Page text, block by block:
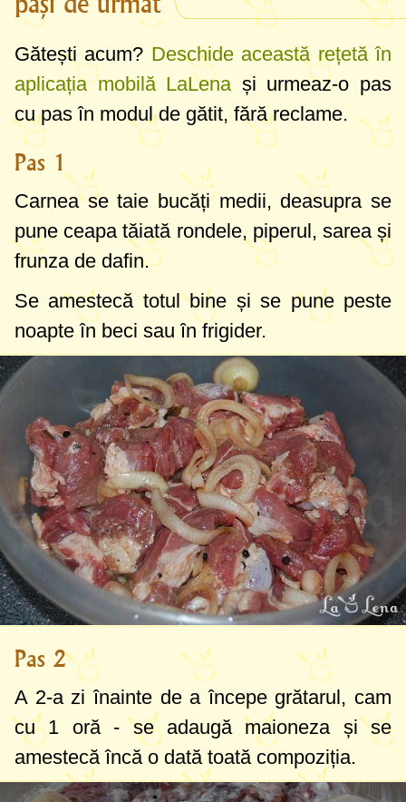
Gătești acum? Deschide această rețetă în
aplicația mobilă LaLenași urmeaz-o pas
cu pas în modul de gătit, fără reclame.
Pas 1
Carnea se taie bucăți medii, deasupra se
pune ceapa tăiată rondele, piperul, sarea și
frunza de dafin.
Se amestecă totul bine și se pune peste
noapte în beci sau în frigider.
Pas 2
A 2-a zi înainte de a începe grătarul, cam
cu 1 oră - se adaugă maioneza și se
amestecă încă o dată toată compoziția.